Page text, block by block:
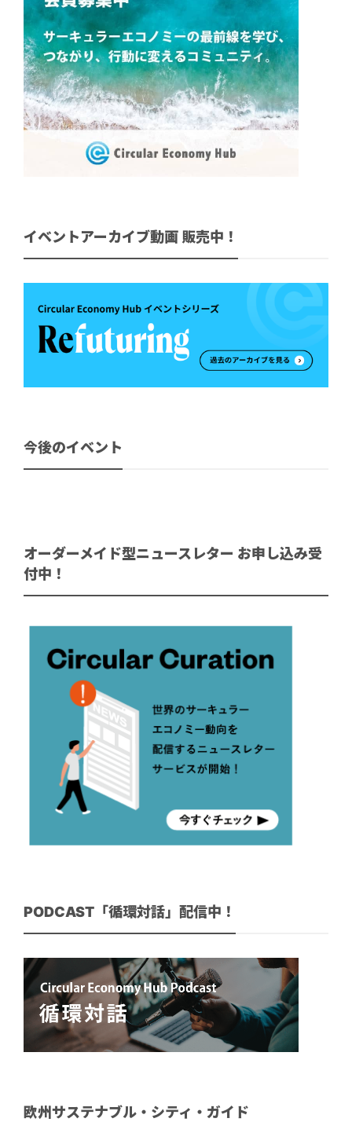
イベントアーカイブ動画 販売中！
今後のイベント
オーダーメイド型ニュースレター お申し込み受
付中！
PODCAST「循環対話」配信中！
欧州サステナブル・シティ・ガイド